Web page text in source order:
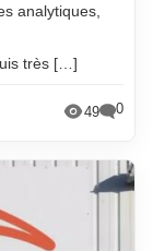
analytiques,
très […]
49 0